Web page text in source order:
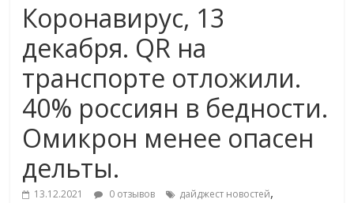
Коронавирус, 13
декабря. QR на
транспорте отложили.
40% россиян в бедности.
Омикрон менее опасен
дельты.
13.12.2021 0 отзывов дайджест новостей,